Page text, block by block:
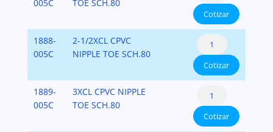
SCH.80
cantidad
005C
TOE SCH.80
Schedule
80
Nipples
CPVC
SCH.80
cantidad
Cotizar
1888-
005C
2-1/2XCL CPVC
NIPPLE TOE SCH.80
CPVC
Schedule
80
Nipples
CPVC
SCH.80
cantidad
Cotizar
1889-
005C
3XCL CPVC NIPPLE
TOE SCH.80
CPVC
Schedule
80Cotizar